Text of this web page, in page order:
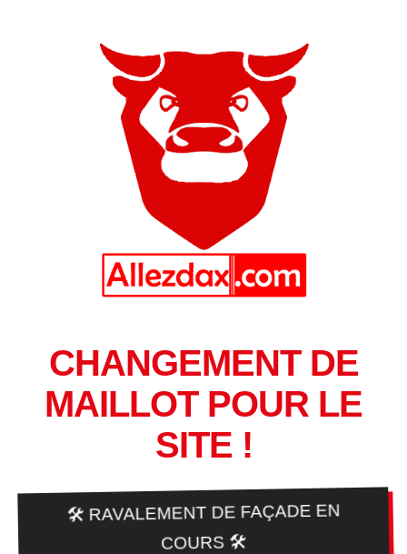
CHANGEMENT DE
MAILLOT POUR LE
SITE !
🛠️ RAVALEMENT DE FAÇADE EN
COURS 🛠️